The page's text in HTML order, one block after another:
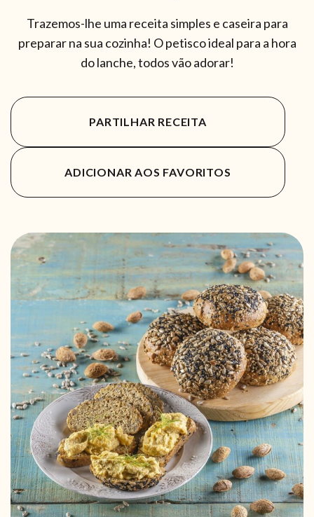
Trazemos-lhe uma receita simples e caseira para
preparar na sua cozinha! O petisco ideal para a hora
do lanche, todos vão adorar!
PARTILHAR RECEITA
ADICIONAR AOS FAVORITOS